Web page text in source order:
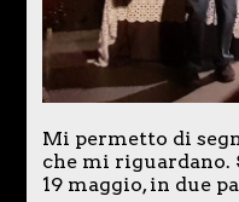
Mi permetto di
che mi riguardano.
19 maggio, in due